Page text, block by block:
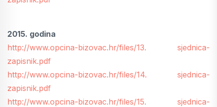
2015. godina
http://www.opcina-bizovac.hr/files/13. sjednica-
zapisnik.pdf
http://www.opcina-bizovac.hr/files/14. sjednica-
zapisnik.pdf
http://www.opcina-bizovac.hr/files/15. sjednica-